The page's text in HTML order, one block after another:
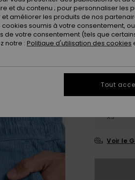
XS
Voir le
et du contenu ; pour personnaliser les
améliorer les produits de nos
soumis à votre consentement,
votre consentement (tels que
notre : Politique d'utilisation des cookies
Tout